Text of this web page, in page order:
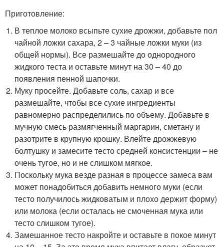
Приготовление:
В теплое молоко всыпьте сухие дрожжи, добавьте пол
чайной ложки сахара, 2 – 3 чайные ложки муки (из
общей нормы). Все размешайте до однородного
жидкого теста и оставьте минут на 30 – 40 до
появления пенной шапочки.
Муку просейте. Добавьте соль, сахар и все
размешайте, чтобы все сухие ингредиенты
равномерно распределились по объему. Добавьте в
мучную смесь размягченный маргарин, сметану и
разотрите в крупную крошку. Влейте дрожжевую
болтушку и замесите тесто средней консистенции – не
очень тугое, но и не слишком мягкое.
Поскольку мука везде разная в процессе замеса вам
может понадобиться добавить немного муки (если
тесто получилось жидковатым и плохо держит форму)
или молока (если осталась не смоченная мука или
тесто слишком тугое).
Замешанное тесто накройте и оставьте в покое минут